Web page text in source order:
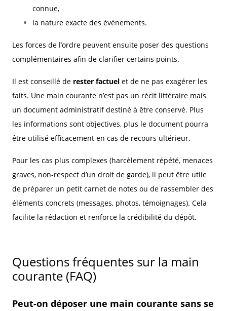
connue,
la nature exacte des événements.
Les forces de l’ordre peuvent ensuite poser des questions
complémentaires afin de clarifier certains points.
Il est conseillé de rester factuel et de ne pas exagérer les
faits. Une main courante n’est pas un récit littéraire mais
un document administratif destiné à être conservé. Plus
les informations sont objectives, plus le document pourra
être utilisé efficacement en cas de recours ultérieur.
Pour les cas plus complexes (harcèlement répété, menaces
graves, non-respect d’un droit de garde), il peut être utile
de préparer un petit carnet de notes ou de rassembler des
éléments concrets (messages, photos, témoignages). Cela
facilite la rédaction et renforce la crédibilité du dépôt.
Questions fréquentes sur la main
courante (FAQ)
Peut-on déposer une main courante sans se